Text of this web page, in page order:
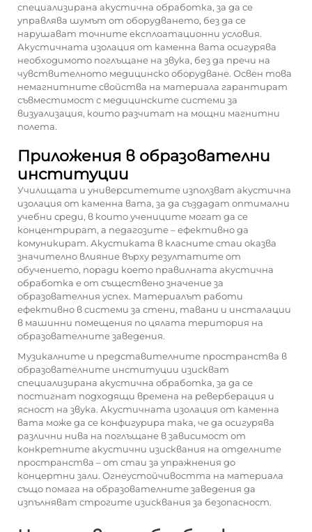
специализирана акустична обработка, за да се
управлява шумът от оборудването, без да се
нарушават точните експлоатационни условия.
Акустичната изолация от каменна вата осигурява
необходимото поглъщане на звука, без да пречи на
чувствителното медицинско оборудване. Освен това
немагнитните свойства на материала гарантират
съвместимост с медицинските системи за
визуализация, които разчитат на мощни магнитни
полета.
Приложения в образователни
институции
Училищата и университетите използват акустична
изолация от каменна вата, за да създадат оптимални
учебни среди, в които учениците могат да се
концентрират, а педагозите – ефективно да
комуникират. Акустиката в класните стаи оказва
значително влияние върху резултатите от
обучението, поради което правилната акустична
обработка е от съществено значение за
образователния успех. Материалът работи
ефективно в системи за стени, тавани и инсталации
в машинни помещения по цялата територия на
образователните заведения.
Музикалните и представителните пространства в
образователните институции изискват
специализирана акустична обработка, за да се
постигнат подходящи времена на реверберация и
ясност на звука. Акустичната изолация от каменна
вата може да се конфигурира така, че да осигурява
различни нива на поглъщане в зависимост от
конкретните акустични изисквания на отделните
пространства – от стаи за упражнения до
концертни зали. Огнеустойчивостта на материала
също помага на образователните заведения да
изпълняват строгите изисквания за безопасност.